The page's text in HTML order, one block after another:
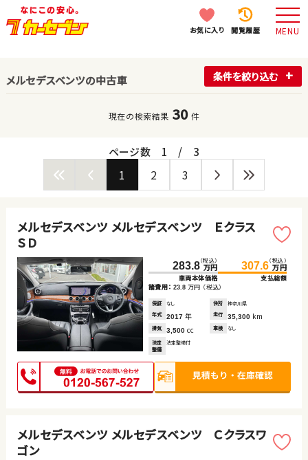
お気に入り 閲覧履歴 MENU
メルセデスベンツの中古車 条件を絞り込む
現在の検索結果 30 件
ページ数 1 / 3
1 2 3
メルセデスベンツ メルセデスベンツ Ｅクラス
ＳＤ
283.8（税込）
万円
車両本体価格
307.6（税込）
万円
支払総額
諸費用： 23.8 万円 （税込）
保証 なし 住所
神奈川県
年式
2017 年 走行 35,300 km
排気 3,500 cc 車検 なし
法定
整備
法定整備付
メルセデスベンツ メルセデスベンツ Ｃクラスワ
ゴン